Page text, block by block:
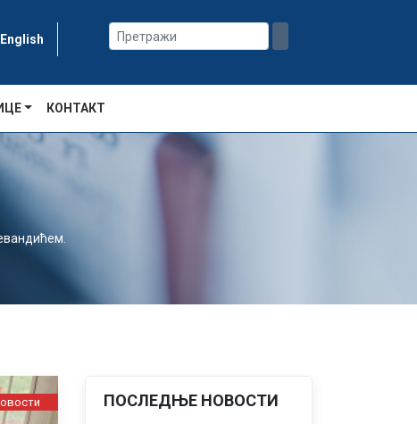
English
КОНТАКТ
ПОСЛЕДЊЕ НОВОСТИ